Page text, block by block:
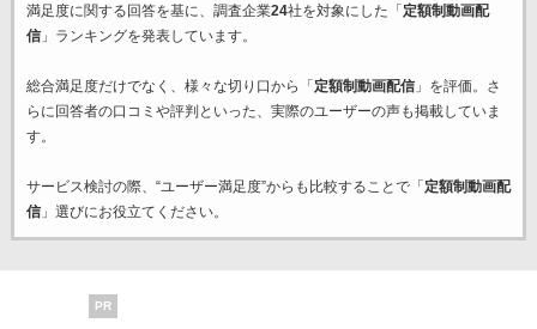
満足度に関する回答を基に、調査企業24社を対象にした「 定額制動画配
信」ランキングを発表しています。
総合満足度だけでなく、様々な切り口から「 定額制動画配信」を評価。さ
らに回答者の口コミや評判といった、実際のユーザーの声も掲載していま
す。
サービス検討の際、“ユーザー満足度”からも比較することで「 定額制動画配
信」選びにお役立てください。
PR